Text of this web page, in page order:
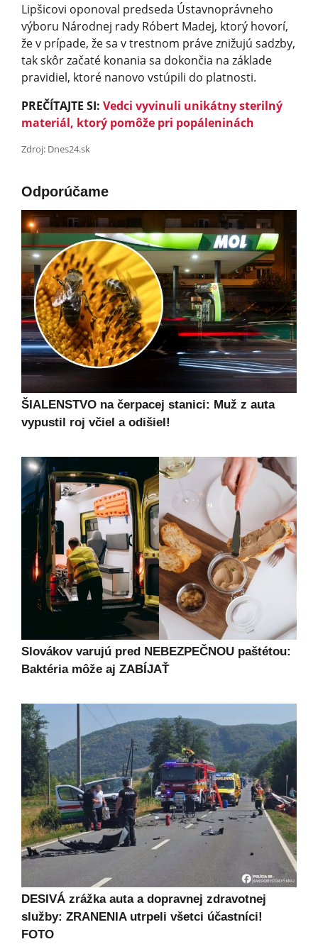
Lipšicovi oponoval predseda Ústavnoprávneho
výboru Národnej rady Róbert Madej, ktorý hovorí,
že v prípade, že sa v trestnom práve znižujú sadzby,
tak skôr začaté konania sa dokončia na základe
pravidiel, ktoré nanovo vstúpili do platnosti.
PREČÍTAJTE SI: Vedci vyvinuli unikátny sterilný
materiál, ktorý pomôže pri popáleninách
Zdroj: Dnes24.sk
Odporúčame
ŠIALENSTVO na čerpacej stanici: Muž z auta
vypustil roj včiel a odišiel!
Slovákov varujú pred NEBEZPEČNOU paštétou:
Baktéria môže aj ZABÍJAŤ
DESIVÁ zrážka auta a dopravnej zdravotnej
služby: ZRANENIA utrpeli všetci účastníci!
FOTO